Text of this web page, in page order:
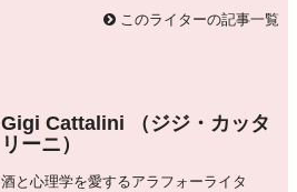
このライターの記事一覧
Gigi Cattalini （ジジ・カッタ
リーニ）
酒と心理学を愛するアラフォーライタ